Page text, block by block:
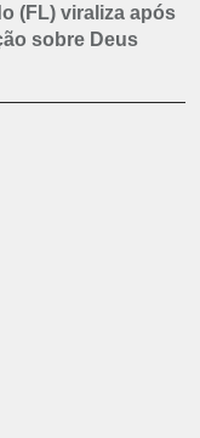
(FL) viraliza após
sobre Deus